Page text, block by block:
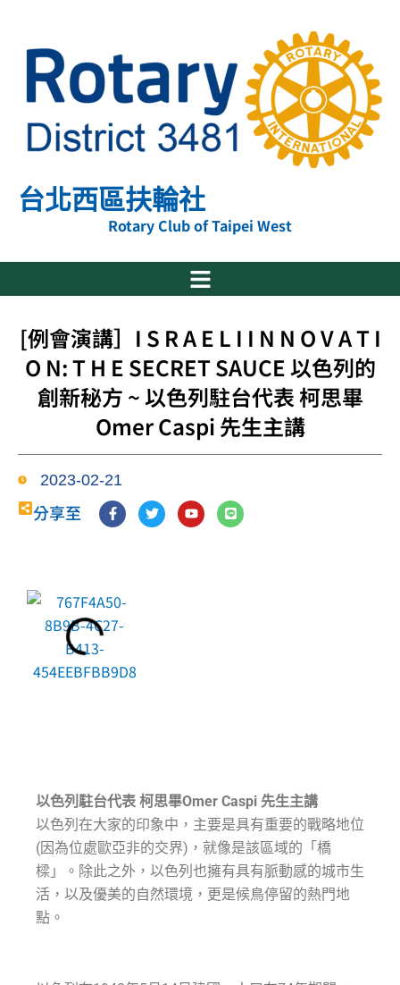
台北西區扶輪社
Rotary Club of Taipei West
[例會演講］I S R A E L I I N N O V A T I
O N: T H E SECRET SAUCE 以色列的
創新秘方 ~ 以色列駐台代表 柯思畢
Omer Caspi 先生主講
2023-02-21
分享至 F
a
c
k
-
f
T
w
i
Y
o
u
L
i
n
以色列駐台代表 柯思畢Omer Caspi 先生主講
以色列在大家的印象中，主要是具有重要的戰略地位
(因為位處歐亞非的交界)，就像是該區域的「橋
樑」。除此之外，以色列也擁有具有脈動感的城市生
活，以及優美的自然環境，更是候鳥停留的熱門地
點。